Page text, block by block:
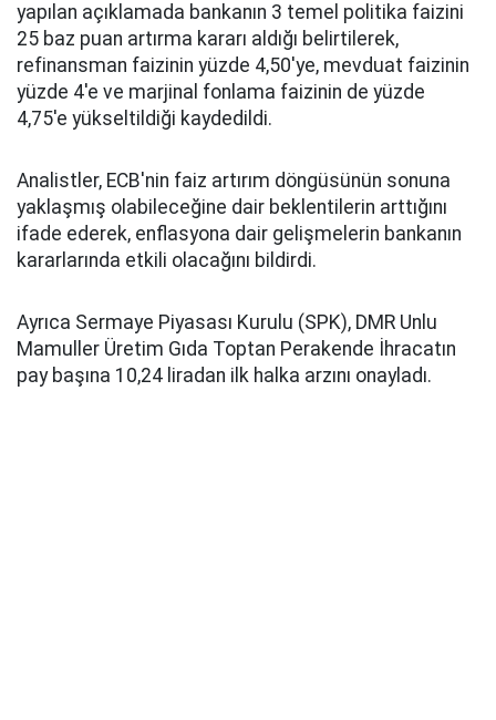
yapılan açıklamada bankanın 3 temel politika faizini
25 baz puan artırma kararı aldığı belirtilerek,
refinansman faizinin yüzde 4,50'ye, mevduat faizinin
yüzde 4'e ve marjinal fonlama faizinin de yüzde
4,75'e yükseltildiği kaydedildi.
Analistler, ECB'nin faiz artırım döngüsünün sonuna
yaklaşmış olabileceğine dair beklentilerin arttığını
ifade ederek, enflasyona dair gelişmelerin bankanın
kararlarında etkili olacağını bildirdi.
Ayrıca Sermaye Piyasası Kurulu (SPK), DMR Unlu
Mamuller Üretim Gıda Toptan Perakende İhracatın
pay başına 10,24 liradan ilk halka arzını onayladı.